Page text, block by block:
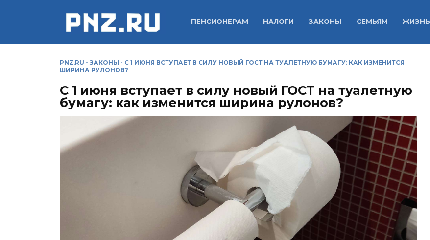
ПЕНСИОНЕРАМ НАЛОГИ ЗАКОНЫ СЕМЬЯМ ЖИЗНЬ
PNZ.RU - ЗАКОНЫ - С 1 ИЮНЯ ВСТУПАЕТ В СИЛУ НОВЫЙ ГОСТ НА ТУАЛЕТНУЮ БУМАГУ: КАК ИЗМЕНИТСЯ
ШИРИНА РУЛОНОВ?
С 1 июня вступает в силу новый ГОСТ на туалетную
бумагу: как изменится ширина рулонов?